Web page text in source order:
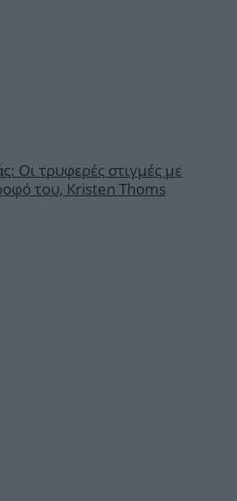
Οι τρυφερές στιγμές με
του, Kristen Thoms